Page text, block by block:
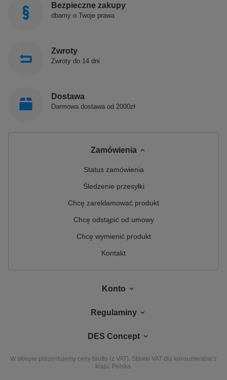
Bezpieczne zakupy
dbamy o Twoje prawa
Zwroty
Zwroty do 14 dni
Dostawa
Darmowa dostawa od 2000zł
Zamówienia
Status zamówienia
Śledzenie przesyłki
Chcę zareklamować produkt
Chcę odstąpić od umowy
Chcę wymienić produkt
Kontakt
Konto
Regulaminy
DES Concept
W sklepie prezentujemy ceny brutto (z VAT). Stawki VAT dla konsumentów z
kraju: Polska.